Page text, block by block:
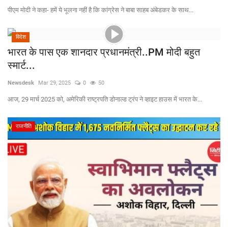
पीएम मोदी ने कहा- हमें ये भूलना नहीं है कि कांग्रेस ने बाबा साहब अंबेडकर के साथ...
विदेश
भारत के पास एक शानदार प्रधानमंत्री..PM मोदी बहुत
स्मार्ट...
Newsdesk Mar 29, 2025 0 50
आज, 29 मार्च 2025 को, अमेरिकी राष्ट्रपति डोनाल्ड ट्रंप ने व्हाइट हाउस में भारत के...
राजनीति